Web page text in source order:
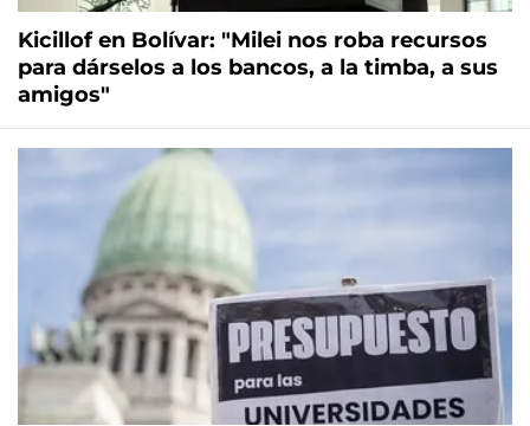
Kicillof en Bolívar: "Milei nos roba recursos
para dárselos a los bancos, a la timba, a sus
amigos"